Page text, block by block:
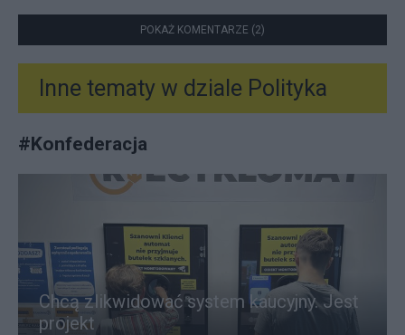
POKAŻ KOMENTARZE (2)
Inne tematy w dziale Polityka
#Konfederacja
Chcą zlikwidować system kaucyjny. Jest
projekt